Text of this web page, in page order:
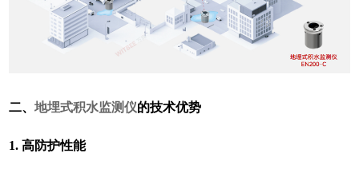
二、地埋式积水监测仪的技术优势
1. 高防护性能